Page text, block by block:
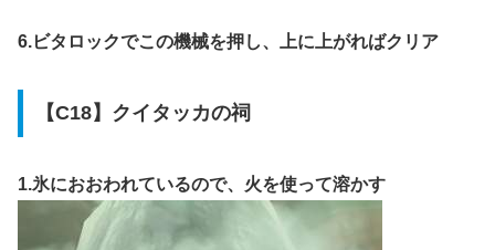
6.ビタロックでこの機械を押し、上に上がればクリア
【C18】クイタッカの祠
1.氷におおわれているので、火を使って溶かす